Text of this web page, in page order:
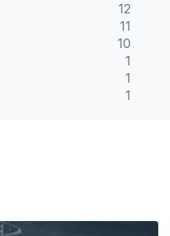
12
11
10
1
1
1